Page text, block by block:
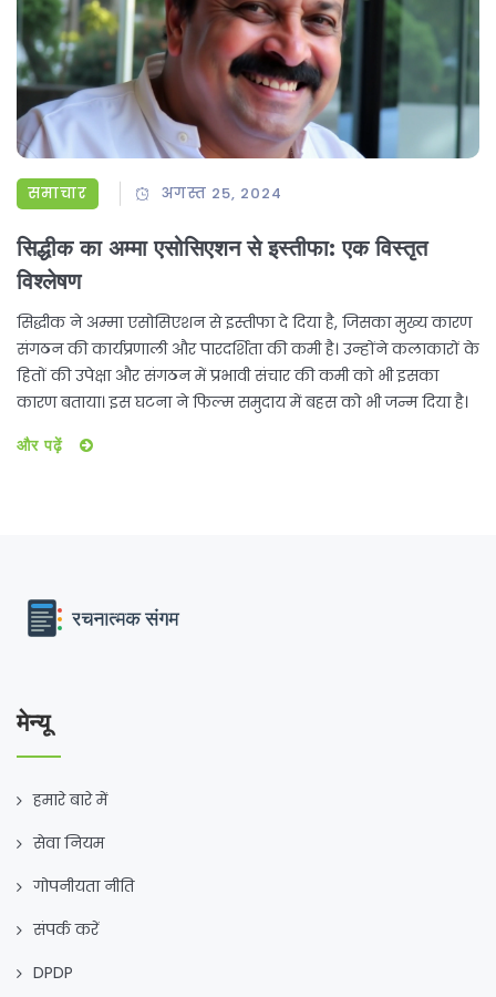
समाचार अगस्त 25, 2024
सिद्धीक का अम्मा एसोसिएशन से इस्तीफा: एक विस्तृत
विश्लेषण
सिद्धीक ने अम्मा एसोसिएशन से इस्तीफा दे दिया है, जिसका मुख्य कारण
संगठन की कार्यप्रणाली और पारदर्शिता की कमी है। उन्होंने कलाकारों के
हितों की उपेक्षा और संगठन में प्रभावी संचार की कमी को भी इसका
कारण बताया। इस घटना ने फिल्म समुदाय में बहस को भी जन्म दिया है।
और पढ़ें
मेन्यू
हमारे बारे में
सेवा नियम
गोपनीयता नीति
संपर्क करें
DPDP